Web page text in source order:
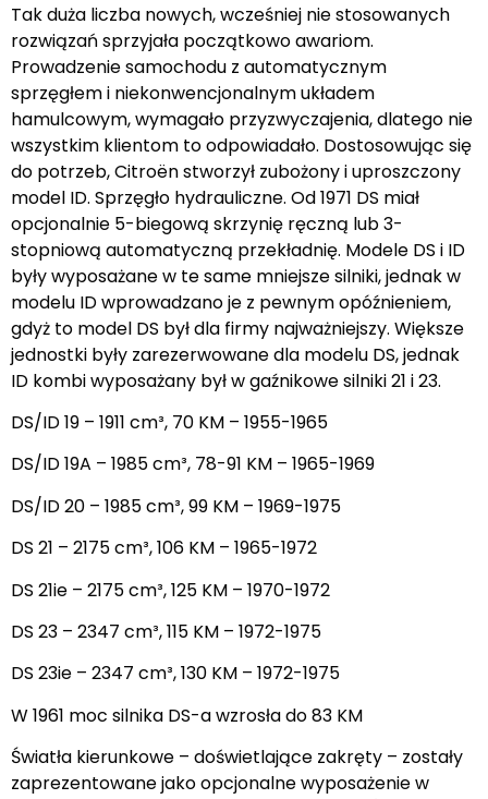
Tak duża liczba nowych, wcześniej nie stosowanych
rozwiązań sprzyjała początkowo awariom.
Prowadzenie samochodu z automatycznym
sprzęgłem i niekonwencjonalnym układem
hamulcowym, wymagało przyzwyczajenia, dlatego nie
wszystkim klientom to odpowiadało. Dostosowując się
do potrzeb, Citroën stworzył zubożony i uproszczony
model ID. Sprzęgło hydrauliczne. Od 1971 DS miał
opcjonalnie 5-biegową skrzynię ręczną lub 3-
stopniową automatyczną przekładnię. Modele DS i ID
były wyposażane w te same mniejsze silniki, jednak w
modelu ID wprowadzano je z pewnym opóźnieniem,
gdyż to model DS był dla firmy najważniejszy. Większe
jednostki były zarezerwowane dla modelu DS, jednak
ID kombi wyposażany był w gaźnikowe silniki 21 i 23.
DS/ID 19 – 1911 cm³, 70 KM – 1955-1965
DS/ID 19A – 1985 cm³, 78-91 KM – 1965-1969
DS/ID 20 – 1985 cm³, 99 KM – 1969-1975
DS 21 – 2175 cm³, 106 KM – 1965-1972
DS 21ie – 2175 cm³, 125 KM – 1970-1972
DS 23 – 2347 cm³, 115 KM – 1972-1975
DS 23ie – 2347 cm³, 130 KM – 1972-1975
W 1961 moc silnika DS-a wzrosła do 83 KM
Światła kierunkowe – doświetlające zakręty – zostały
zaprezentowane jako opcjonalne wyposażenie w